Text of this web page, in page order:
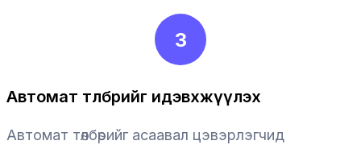
3
Автомат төлбөрийг идэвхжүүлэх
Автомат төлбөрийг асаавал цэвэрлэгчид